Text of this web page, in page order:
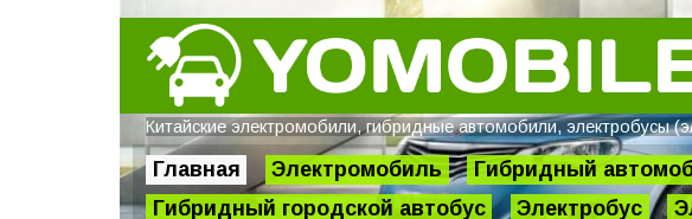
Китайские электромобили, гибридные автомобили, электробусы
Главная Электромобиль Гибридный
Гибридный городской автобус
Электробус